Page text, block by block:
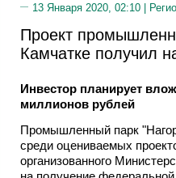
13 Января 2020, 02:10 |
Проект
Камчатке получил
Инвестор планирует
миллионов рублей
Промышленный парк
среди оцениваемых
организованного